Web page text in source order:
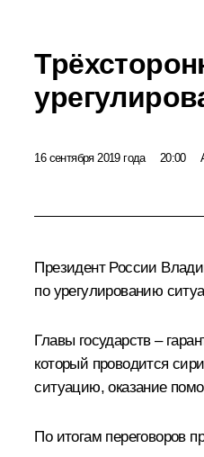
16 сентября 2019 года 20:00
Президент России
по урегулированию
Главы государств –
который проводится
ситуацию, оказание
По итогам переговоров